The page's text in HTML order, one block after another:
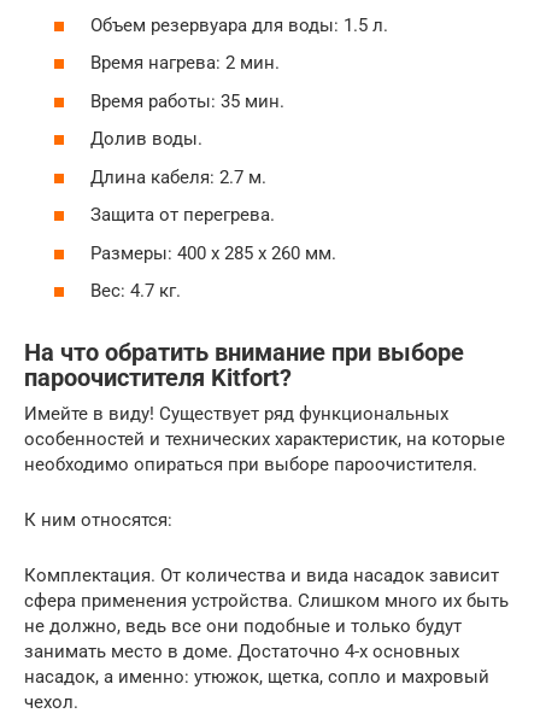
Объем резервуара для воды: 1.5 л.
Время нагрева: 2 мин.
Время работы: 35 мин.
Долив воды.
Длина кабеля: 2.7 м.
Защита от перегрева.
Размеры: 400 х 285 х 260 мм.
Вес: 4.7 кг.
На что обратить внимание при выборе
пароочистителя Kitfort?
Имейте в виду! Существует ряд функциональных
особенностей и технических характеристик, на которые
необходимо опираться при выборе пароочистителя.
К ним относятся:
Комплектация. От количества и вида насадок зависит
сфера применения устройства. Слишком много их быть
не должно, ведь все они подобные и только будут
занимать место в доме. Достаточно 4-х основных
насадок, а именно: утюжок, щетка, сопло и махровый
чехол.